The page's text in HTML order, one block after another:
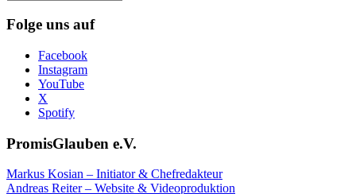
Folge uns auf
Facebook
Instagram
YouTube
X
Spotify
PromisGlauben e.V.
Markus Kosian – Initiator & Chefredakteur
Andreas Reiter – Website & Videoproduktion